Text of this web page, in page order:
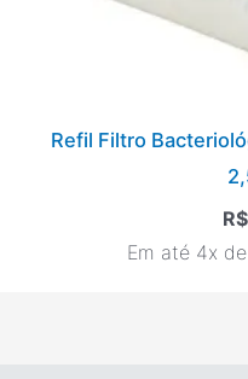
Refil Filtro
R$
Em até 4x de